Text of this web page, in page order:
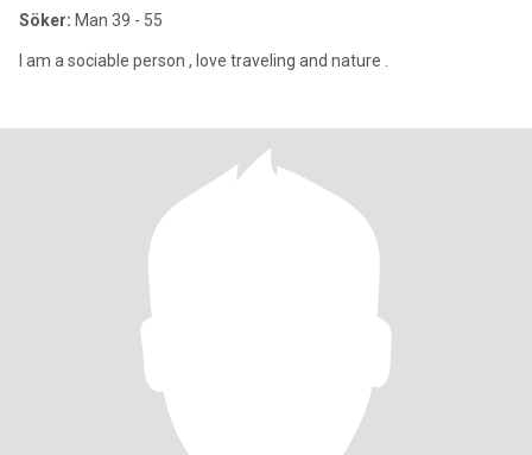
Söker: Man 39 - 55
I am a sociable person , love traveling and nature .​​​